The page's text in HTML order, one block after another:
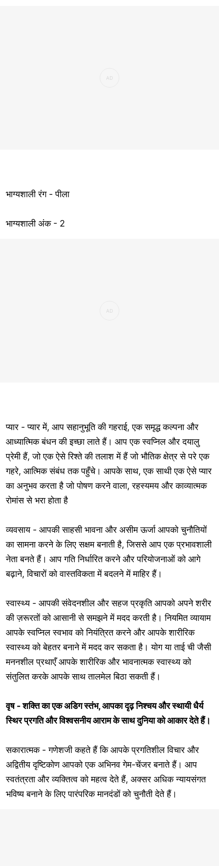
भाग्यशाली रंग - पीला
भाग्यशाली अंक - 2
प्यार - प्यार में, आप सहानुभूति की गहराई, एक समृद्ध कल्पना और
आध्यात्मिक बंधन की इच्छा लाते हैं। आप एक स्वप्निल और दयालु
प्रेमी हैं, जो एक ऐसे रिश्ते की तलाश में हैं जो भौतिक क्षेत्र से परे एक
गहरे, आत्मिक संबंध तक पहुँचे। आपके साथ, एक साथी एक ऐसे प्यार
का अनुभव करता है जो पोषण करने वाला, रहस्यमय और काव्यात्मक
रोमांस से भरा होता है
व्यवसाय - आपकी साहसी भावना और असीम ऊर्जा आपको चुनौतियों
का सामना करने के लिए सक्षम बनाती है, जिससे आप एक प्रभावशाली
नेता बनते हैं। आप गति निर्धारित करने और परियोजनाओं को आगे
बढ़ाने, विचारों को वास्तविकता में बदलने में माहिर हैं।
स्वास्थ्य - आपकी संवेदनशील और सहज प्रकृति आपको अपने शरीर
की ज़रूरतों को आसानी से समझने में मदद करती है। नियमित व्यायाम
आपके स्वप्निल स्वभाव को नियंत्रित करने और आपके शारीरिक
स्वास्थ्य को बेहतर बनाने में मदद कर सकता है। योग या ताई ची जैसी
मननशील प्रथाएँ आपके शारीरिक और भावनात्मक स्वास्थ्य को
संतुलित करके आपके साथ तालमेल बिठा सकती हैं।
वृष - शक्ति का एक अडिग स्तंभ, आपका दृढ़ निश्चय और स्थायी धैर्य
स्थिर प्रगति और विश्वसनीय आराम के साथ दुनिया को आकार देते हैं।
सकारात्मक - गणेशजी कहते हैं कि आपके प्रगतिशील विचार और
अद्वितीय दृष्टिकोण आपको एक अभिनव गेम-चेंजर बनाते हैं। आप
स्वतंत्रता और व्यक्तित्व को महत्व देते हैं, अक्सर अधिक न्यायसंगत
भविष्य बनाने के लिए पारंपरिक मानदंडों को चुनौती देते हैं।